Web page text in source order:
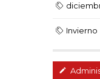
Invierno